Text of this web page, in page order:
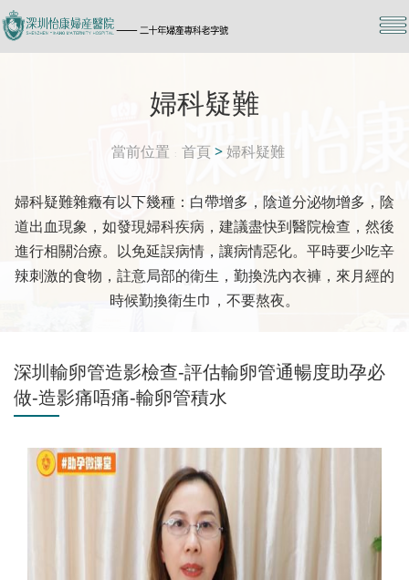
婦科疑難
當前位置 首頁>婦科疑難
婦科疑難雜癥有以下幾種：白帶增多，陰道分泌物增多，陰
道出血現象，如發現婦科疾病，建議盡快到醫院檢查，然後
進行相關治療。以免延誤病情，讓病情惡化。平時要少吃辛
辣刺激的食物，註意局部的衛生，勤換洗內衣褲，來月經的
時候勤換衛生巾，不要熬夜。
深圳輸卵管造影檢查-評估輸卵管通暢度助孕必
做-造影痛唔痛-輸卵管積水